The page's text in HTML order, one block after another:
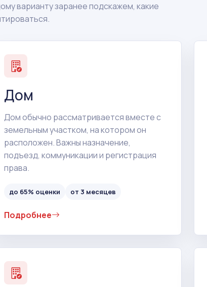
варианту заранее подскажем, какие
Дом
Дом обычно рассматривается вместе с
земельным участком, на котором он
расположен. Важны назначение,
подъезд, коммуникации и регистрация
права.
до 65% оценки от 3 месяцев
Подробнее